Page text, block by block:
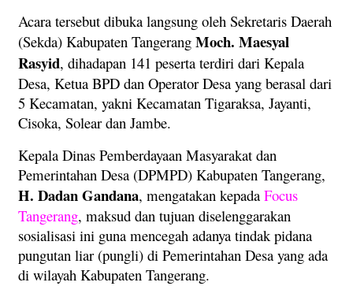
Acara tersebut dibuka langsung oleh Sekretaris Daerah
(Sekda) Kabupaten Tangerang Moch. Maesyal
Rasyid, dihadapan 141 peserta terdiri dari Kepala
Desa, Ketua BPD dan Operator Desa yang berasal dari
5 Kecamatan, yakni Kecamatan Tigaraksa, Jayanti,
Cisoka, Solear dan Jambe.
Kepala Dinas Pemberdayaan Masyarakat dan
Pemerintahan Desa (DPMPD) Kabupaten Tangerang,
H. DadanGandana, mengatakan kepada Focus
Tangerang, maksud dan tujuan diselenggarakan
sosialisasi ini guna mencegah adanya tindak pidana
pungutan liar (pungli) di Pemerintahan Desa yang ada
di wilayah Kabupaten Tangerang.